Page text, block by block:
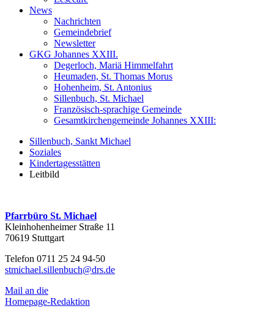
News
Nachrichten
Gemeindebrief
Newsletter
GKG Johannes XXIII.
Degerloch, Mariä Himmelfahrt
Heumaden, St. Thomas Morus
Hohenheim, St. Antonius
Sillenbuch, St. Michael
Französisch-sprachige Gemeinde
Gesamtkirchengemeinde Johannes XXIII:
Sillenbuch, Sankt Michael
Soziales
Kindertagesstätten
Leitbild
Pfarrbüro St. Michael
Kleinhohenheimer Straße 11
70619 Stuttgart
Telefon 0711 25 24 94-50
stmichael.sillenbuch@drs.de
Mail an die
Homepage-Redaktion